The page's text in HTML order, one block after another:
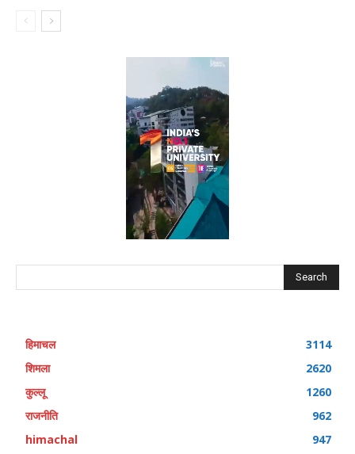
Search
हिमाचल
3114
शिमला
2620
कुल्लू
1260
राजनीति
962
himachal
947